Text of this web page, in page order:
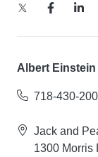
Albert
718-430-
Jack and
1300 Morris